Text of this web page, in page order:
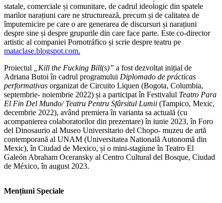
statale, comerciale și comunitare, de cadrul ideologic din spatele
marilor narațiuni care ne structurează, precum și de calitatea de
împuternicire pe care o are generarea de discursuri și narațiuni
despre sine și despre grupurile din care face parte. Este co-director
artistic al companiei Pornotráfico și scrie despre teatru pe
mataclase.blogspot.com.
Proiectul
„Kill the Fucking Bill(s)” a fost dezvoltat inițial de
Adriana Butoi în cadrul programului Diplomado de prácticas
performativas organizat de Circuito Liquen (Bogota, Columbia,
septembrie- noiembrie 2022) și a participat în Festivalul Teatro Para
El Fin Del Mundo/ Teatru Pentru Sfârsitul Lumii (Tampico, Mexic,
decembrie 2022), având premiera în varianta sa actuală (cu
acompanierea colaboratorilor din prezentare) în iunie 2023, în Foro
del Dinosaurio al Museo Universitario del Chopo- muzeu de artă
contemporană al UNAM (Universitatea Natională Autonomă din
Mexic), în Ciudad de Mexico, și o mini-stagiune în Teatro El
Galeón Abraham Oceransky al Centro Cultural del Bosque, Ciudad
de México, în august 2023.
Mențiuni Speciale